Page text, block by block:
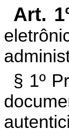
Art.
§ 1º